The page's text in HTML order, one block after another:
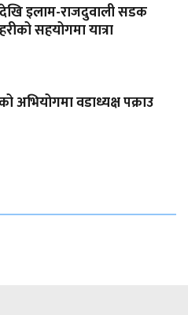
इलाम-राजदुवाली सडक
सहयोगमा यात्रा
अभियोगमा वडाध्यक्ष पक्राउ